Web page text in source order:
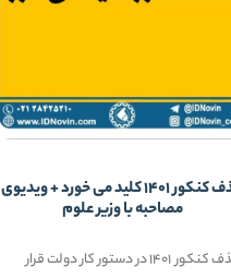
حذف کنکور ۱۴۰۱ کلید می خورد + ویدیوی
مصاحبه با وزیر علوم
حذف کنکور ۱۴۰۱ در دستور کار دولت قرار